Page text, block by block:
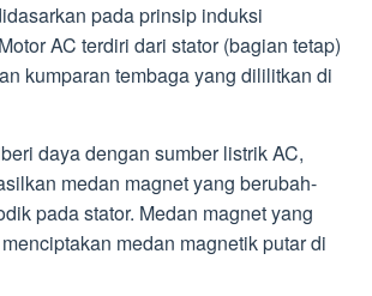
pada prinsip induksi
AC terdiri dari stator (bagian tetap)
kumparan tembaga yang dililitkan di
daya dengan sumber listrik AC,
medan magnet yang berubah-
pada stator. Medan magnet yang
medan magnetik putar di